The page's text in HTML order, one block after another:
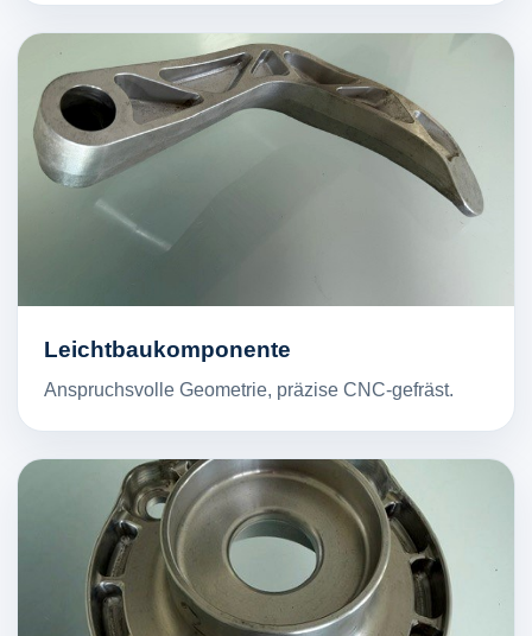
Leichtbaukomponente
Anspruchsvolle Geometrie, präzise CNC-gefräst.